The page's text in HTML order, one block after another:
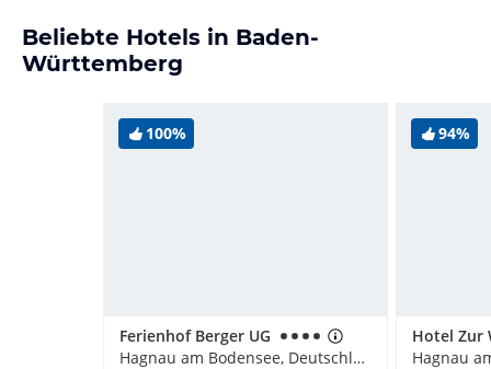
Beliebte Hotels in Baden-
Württemberg
100%
Ferienhof Berger UG
Hagnau am Bodensee, Deutschland
94%